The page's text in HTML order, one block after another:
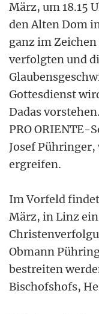
März, um 18.15
den Alten Dom
ganz im Zeichen
verfolgten und
Gottesdienst
Dadas
PRO ORIENTE-
Josef
ergreifen.
Im Vorfeld
März, in Linz
Obmann
bestreiten
Bischofshofs,